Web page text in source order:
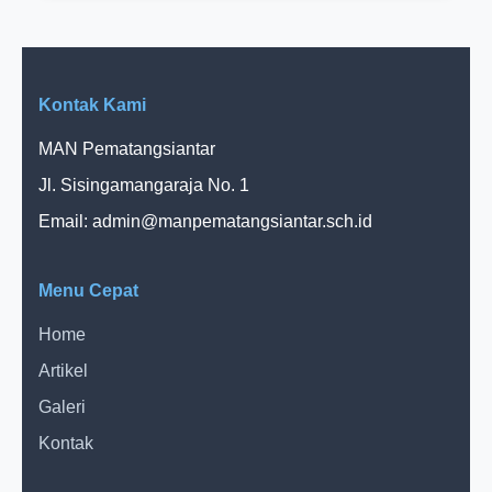
Kontak Kami
MAN Pematangsiantar
Jl. Sisingamangaraja No. 1
Email: admin@manpematangsiantar.sch.id
Menu Cepat
Home
Artikel
Galeri
Kontak